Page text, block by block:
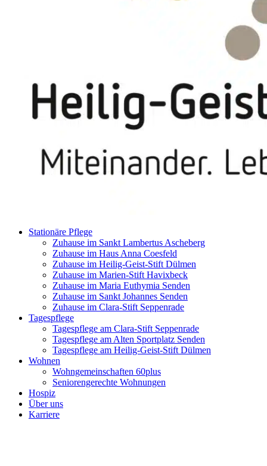
Stationäre Pflege
Zuhause im Sankt Lambertus Ascheberg
Zuhause im Haus Anna Coesfeld
Zuhause im Heilig-Geist-Stift Dülmen
Zuhause im Marien-Stift Havixbeck
Zuhause im Maria Euthymia Senden
Zuhause im Sankt Johannes Senden
Zuhause im Clara-Stift Seppenrade
Tagespflege
Tagespflege am Clara-Stift Seppenrade
Tagespflege am Alten Sportplatz Senden
Tagespflege am Heilig-Geist-Stift Dülmen
Wohnen
Wohngemeinschaften 60plus
Seniorengerechte Wohnungen
Hospiz
Über uns
Karriere